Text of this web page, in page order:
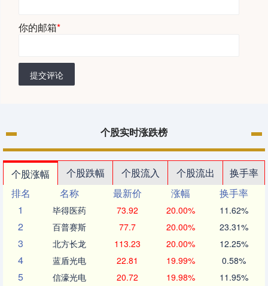
你的邮箱*
提交评论
个股实时涨跌榜
个股涨幅 个股跌幅 个股流入 个股流出
换手率
排名
名称 最新价 涨幅
换手率
1
毕得医药 73.92 20.00% 11.62%
2 百普赛斯 77.7 20.00% 23.31%
3 北方长龙 113.23 20.00% 12.25%
4 蓝盾光电 22.81 19.99% 0.58%
5 信濠光电 20.72 19.98% 11.95%